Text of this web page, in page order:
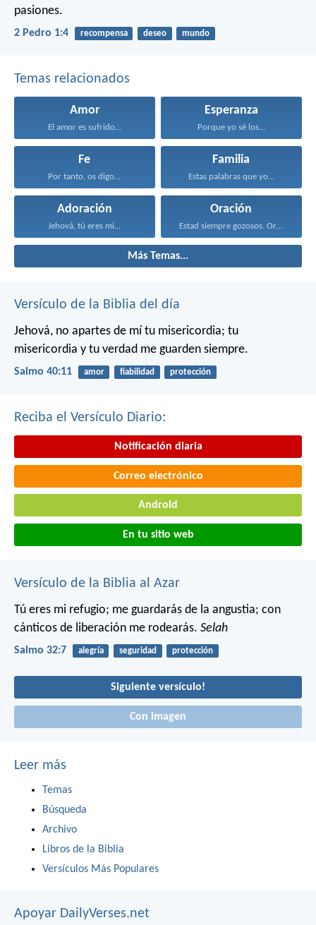
pasiones.
2 Pedro 1:4 recompensa deseo mundo
Temas relacionados
Amor
El amor es sufrido...
Esperanza
Porque yo sé los...
Fe
Por tanto, os digo...
Familia
Estas palabras que yo...
Adoración
Jehová, tú eres mi...
Oración
Estad siempre gozosos. Orad...
Más Temas...
Versículo de la Biblia del día
Jehová, no apartes de mí tu misericordia; tu
misericordia y tu verdad me guarden siempre.
Salmo 40:11 amor fiabilidad protección
Reciba el Versículo Diario:
Notificación diaria
Correo electrónico
Android
En tu sitio web
Versículo de la Biblia al Azar
Tú eres mi refugio; me guardarás de la angustia; con
cánticos de liberación me rodearás. Selah
Salmo 32:7 alegría seguridad protección
Siguiente versículo!
Con imagen
Leer más
Temas
Búsqueda
Archivo
Libros de la Biblia
Versículos Más Populares
Apoyar DailyVerses.net